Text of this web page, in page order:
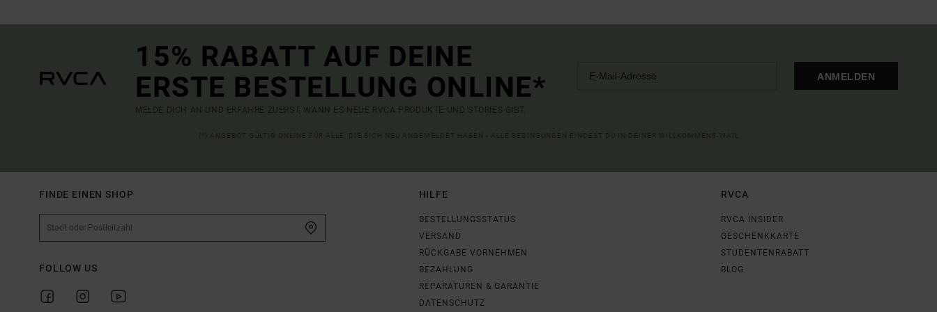
15% RABATT AUF DEINE
ERSTE BESTELLUNG ONLINE*
MELDE DICH AN UND ERFAHRE ZUERST, WANN ES NEUE RVCA PRODUKTE UND STORIES GIBT.
ANMELDEN
FINDE EINEN SHOP
FOLLOW US
HILFE
BESTELLUNGSSTATUS
VERSAND
RÜCKGABE VORNEHMEN
BEZAHLUNG
REPARATUREN & GARANTIE
DATENSCHUTZ
RVCA
RVCA INSIDER
GESCHENKKARTE
STUDENTENRABATT
BLOG